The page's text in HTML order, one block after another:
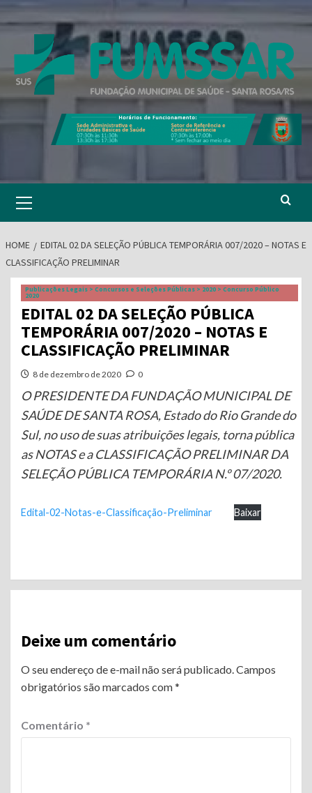
to
Menu
HOME
EDITAL 02 DA SELEÇÃO PÚBLICA TEMPORÁRIA 007/2020 – NOTAS E
CLASSIFICAÇÃO PRELIMINAR
Publicações Legais > Concursos e Seleções Públicas > 2020 > Concurso Público
2020
EDITAL 02 DA SELEÇÃO PÚBLICA
TEMPORÁRIA 007/2020 – NOTAS E
CLASSIFICAÇÃO PRELIMINAR
8 de dezembro de 2020 0
O PRESIDENTE DA FUNDAÇÃO MUNICIPAL DE
SAÚDE DE SANTA ROSA, Estado do Rio Grande do
Sul, no uso de suas atribuições legais, torna pública
as NOTAS e a CLASSIFICAÇÃO PRELIMINAR DA
SELEÇÃO PÚBLICA TEMPORÁRIA N.º 07/2020.
Edital-02-Notas-e-Classificação-Preliminar Baixar
Continue
Reading
Deixe um comentário
O seu endereço de e-mail não será publicado. Campos
obrigatórios são marcados com*
Comentário *